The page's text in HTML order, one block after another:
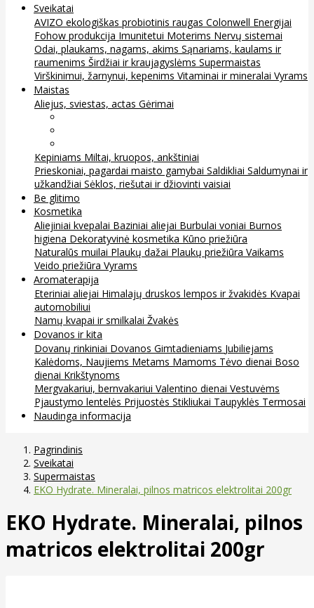
Sveikatai
AVIZO ekologiškas probiotinis raugas Colonwell Energijai
Fohow produkcija Imunitetui Moterims Nervų sistemai
Odai, plaukams, nagams, akims Sąnariams, kaulams ir
raumenims Širdžiai ir kraujagyslėms Supermaistas
Virškinimui, žarnynui, kepenims Vitaminai ir mineralai Vyrams
Maistas
Aliejus, sviestas, actas Gėrimai
Kepiniams Miltai, kruopos, ankštiniai
Prieskoniai, pagardai maisto gamybai Saldikliai Saldumynai ir
užkandžiai Sėklos, riešutai ir džiovinti vaisiai
Be glitimo
Kosmetika
Aliejiniai kvepalai Baziniai aliejai Burbulai voniai Burnos
higiena Dekoratyvinė kosmetika Kūno priežiūra
Naturalūs muilai Plaukų dažai Plaukų priežiūra Vaikams
Veido priežiūra Vyrams
Aromaterapija
Eteriniai aliejai Himalajų druskos lempos ir žvakidės Kvapai
automobiliui
Namų kvapai ir smilkalai Žvakės
Dovanos ir kita
Dovanų rinkiniai Dovanos Gimtadieniams Jubiliejams
Kalėdoms, Naujiems Metams Mamoms Tėvo dienai Boso
dienai Krikštynoms
Mergvakariui, bernvakariui Valentino dienai Vestuvėms
Pjaustymo lentelės Prijuostės Stikliukai Taupyklės Termosai
Naudinga informacija
Pagrindinis
Sveikatai
Supermaistas
EKO Hydrate. Mineralai, pilnos matricos elektrolitai 200gr
EKO Hydrate. Mineralai, pilnos
matricos elektrolitai 200gr